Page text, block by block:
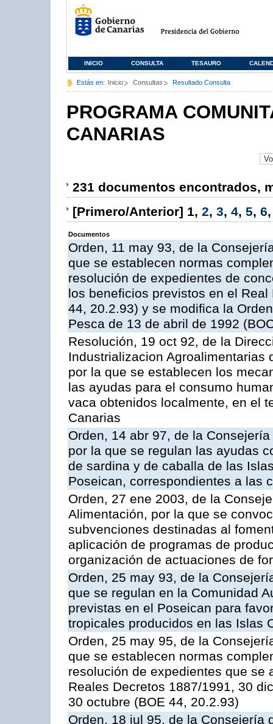
INICIO CONSULTA TESAURO
Estás en: Inicio Consultas Resultado Consulta
PROGRAMA
CANARIAS
231 documentos encontrados,
[Primero/Anterior] 1, 2, 3, 4, 5, 6
Documentos
Orden, 11 may 93, de la
que se establecen normas
resolución de expedientes de
los beneficios previstos en el
44, 20.2.93) y se modifica la
Pesca de 13 de abril de 1992
Resolución, 19 oct 92, de la
Industrializacion Agroalimentarias
por la que se establecen los
las ayudas para el consumo
vaca obtenidos localmente, en el
Canarias
Orden, 14 abr 97, de la
por la que se regulan las ayudas
de sardina y de caballa de las
Poseican, correspondientes a las
Orden, 27 ene 2003, de la
Alimentación, por la que se
subvenciones destinadas al
aplicación de programas de
organización de actuaciones de
Orden, 25 may 93, de la
que se regulan en la Comunidad
previstas en el Poseican para
tropicales producidos en las Islas
Orden, 25 may 95, de la
que se establecen normas
resolución de expedientes que se
Reales Decretos 1887/1991, 30
30 octubre (BOE 44, 20.2.93)
Orden, 18 jul 95, de la Consejería